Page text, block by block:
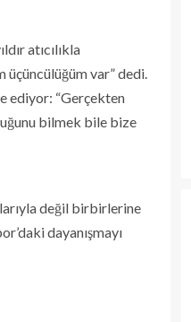
atıcılıkla
üçüncülüğüm var” dedi.
ediyor: “Gerçekten
bilmek bile bize
değil birbirlerine
dayanışmayı